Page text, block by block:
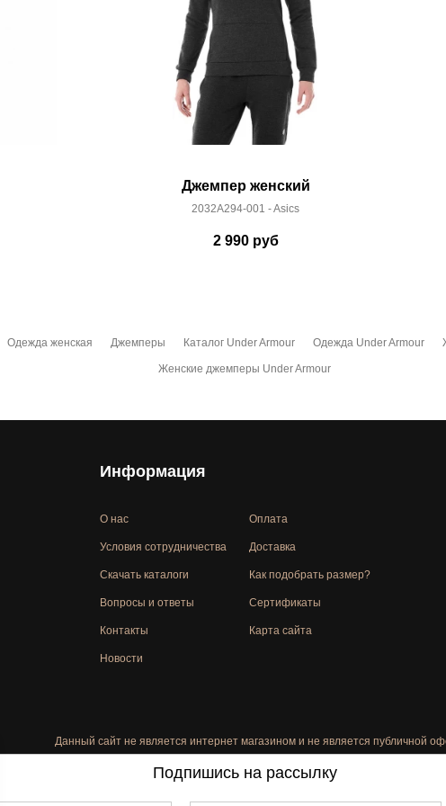
Джемпер женский
2032A294-001 - Asics
2 990руб
Одежда женская Джемперы Каталог Under Armour Одежда Under Armour
Женские джемперы Under Armour
Информация
О нас
Условия сотрудничества
Скачать каталоги
Вопросы и ответы
Контакты
Новости
Оплата
Доставка
Как подобрать размер?
Сертификаты
Карта сайта
Данный сайт не является интернет магазином и не является публичной
Подпишись на рассылку